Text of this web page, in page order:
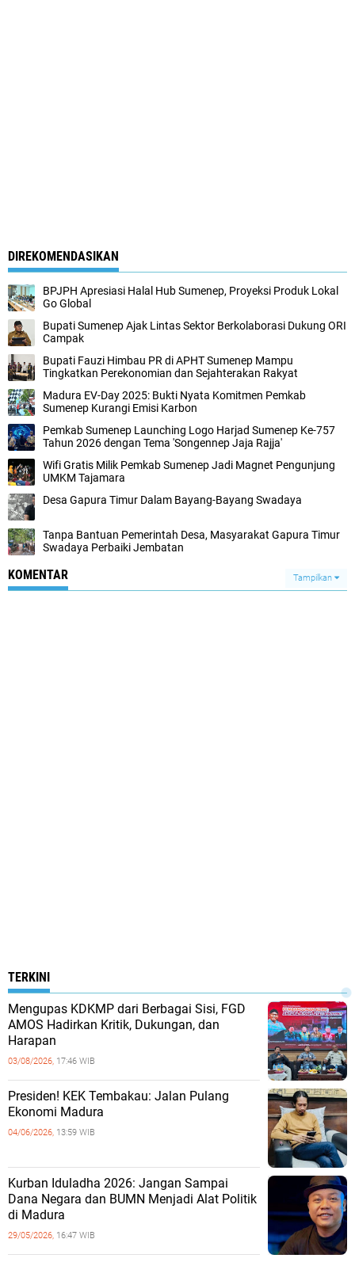
DIREKOMENDASIKAN
BPJPH Apresiasi Halal Hub Sumenep, Proyeksi Produk Lokal
Go Global
Bupati Sumenep Ajak Lintas Sektor Berkolaborasi Dukung ORI
Campak
Bupati Fauzi Himbau PR di APHT Sumenep Mampu
Tingkatkan Perekonomian dan Sejahterakan Rakyat
Madura EV-Day 2025: Bukti Nyata Komitmen Pemkab
Sumenep Kurangi Emisi Karbon
Pemkab Sumenep Launching Logo Harjad Sumenep Ke-757
Tahun 2026 dengan Tema 'Songennep Jaja Rajja'
Wifi Gratis Milik Pemkab Sumenep Jadi Magnet Pengunjung
UMKM Tajamara
Desa Gapura Timur Dalam Bayang-Bayang Swadaya
Tanpa Bantuan Pemerintah Desa, Masyarakat Gapura Timur
Swadaya Perbaiki Jembatan
KOMENTAR Tampilkan
TERKINI
Mengupas KDKMP dari Berbagai Sisi, FGD
AMOS Hadirkan Kritik, Dukungan, dan
Harapan
03/08/2026, 17:46 WIB
Presiden! KEK Tembakau: Jalan Pulang
Ekonomi Madura
04/06/2026, 13:59 WIB
Kurban Iduladha 2026: Jangan Sampai
Dana Negara dan BUMN Menjadi Alat Politik
di Madura
29/05/2026, 16:47 WIB